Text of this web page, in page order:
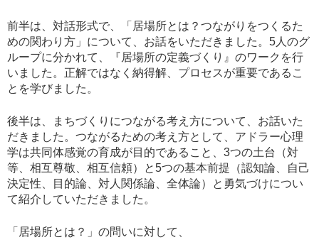
前半は、対話形式で、「居場所とは？つながりをつくるた
めの関わり方」について、お話をいただきました。5人のグ
ループに分かれて、『居場所の定義づくり』のワークを行
いました。正解ではなく納得解、プロセスが重要であるこ
とを学びました。
後半は、まちづくりにつながる考え方について、お話いた
だきました。つながるための考え方として、アドラー心理
学は共同体感覚の育成が目的であること、3つの土台（対
等、相互尊敬、相互信頼）と5つの基本前提（認知論、自己
決定性、目的論、対人関係論、全体論）と勇気づけについ
て紹介していただきました。
「居場所とは？」の問いに対して、